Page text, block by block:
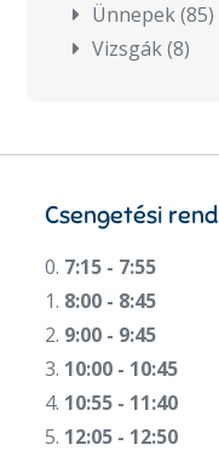
Ünnepek(85)
Vizsgák(8)
Csengetési rend
0. 7:15 - 7:55
1. 8:00 - 8:45
2. 9:00 - 9:45
3. 10:00 - 10:45
4. 10:55 - 11:40
5. 12:05 - 12:50